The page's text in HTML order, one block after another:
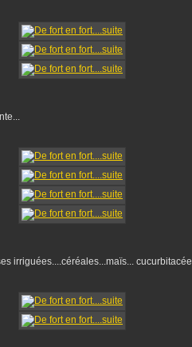
irriguées....céréales...maïs...